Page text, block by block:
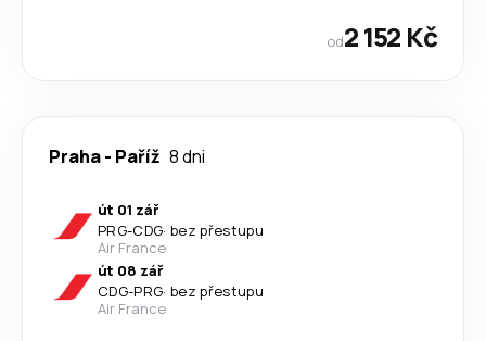
od2 152 Kč
Praha- Paříž 8 dni
út 01 zář
PRG-CDG· bez přestupu
Air France
út 08 zář
CDG-PRG· bez přestupu
Air France